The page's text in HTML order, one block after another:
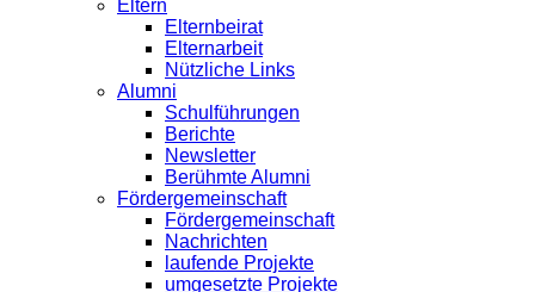
Eltern
Elternbeirat
Elternarbeit
Nützliche Links
Alumni
Schulführungen
Berichte
Newsletter
Berühmte Alumni
Förder­gemeinschaft
Fördergemeinschaft
Nachrichten
laufende Projekte
umgesetzte Projekte